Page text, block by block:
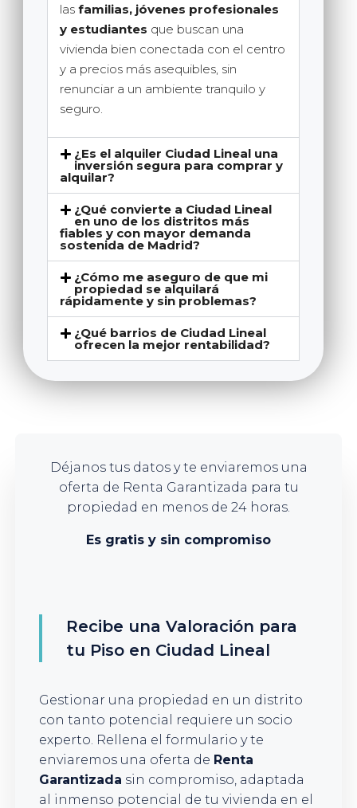
las familias, jóvenes profesionales
y estudiantes que buscan una
vivienda bien conectada con el centro
y a precios más asequibles, sin
renunciar a un ambiente tranquilo y
seguro.
¿Es el alquiler Ciudad Lineal una
inversión segura para comprar y
alquilar?
¿Qué convierte a Ciudad Lineal
en uno de los distritos más
fiables y con mayor demanda
sostenida de Madrid?
¿Cómo me aseguro de que mi
propiedad se alquilará
rápidamente y sin problemas?
¿Qué barrios de Ciudad Lineal
ofrecen la mejor rentabilidad?
Déjanos tus datos y te enviaremos una
oferta de Renta Garantizada para tu
propiedad en menos de 24 horas.
Es gratis y sin compromiso
Recibe una Valoración para
tu Piso en Ciudad Lineal
Gestionar una propiedad en un distrito
con tanto potencial requiere un socio
experto. Rellena el formulario y te
enviaremos una oferta de Renta
Garantizada sin compromiso, adaptada
al inmenso potencial de tu vivienda en el